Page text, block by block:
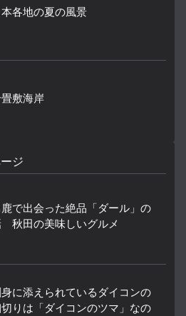
本各地の夏の風景
敷海岸
ジ
で出会った絶品「ダール」の
秋田の美味しいグルメ
に添えられているダイコンの
りは「ダイコンのツマ」なの